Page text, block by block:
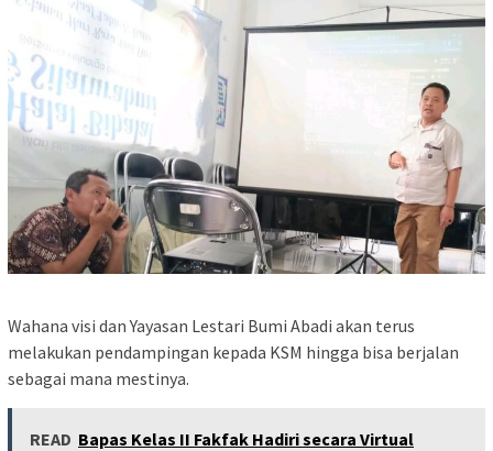
Wahana visi dan Yayasan Lestari Bumi Abadi akan terus
melakukan pendampingan kepada KSM hingga bisa berjalan
sebagai mana mestinya.
READ Bapas Kelas II Fakfak Hadiri secara Virtual